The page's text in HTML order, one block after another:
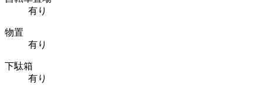
有り
物置
有り
下駄箱
有り